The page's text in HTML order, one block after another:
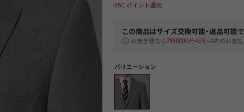
950 ポイント還元
この商品はサイズ交換可能・返品可能
お急ぎ便なら7時間00分45秒以内のお支
バリエーション